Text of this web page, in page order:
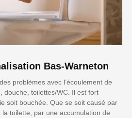
Bas-Warneton
problèmes avec l’écoulement de
douche, toilettes/WC. Il est fort
soit bouchée. Que se soit causé par
toilette, par une accumulation de